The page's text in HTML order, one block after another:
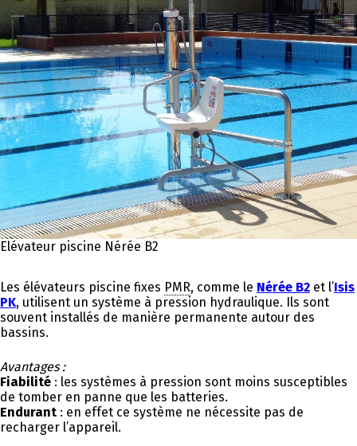
Elévateur piscine Nérée B2
Les élévateurs piscine fixes PMR, comme le Nérée B2 et l’Isis
PK, utilisent un système à pression hydraulique. Ils sont
souvent installés de manière permanente autour des
bassins.
Avantages :
Fiabilité : les systèmes à pression sont moins susceptibles
de tomber en panne que les batteries.
Endurant : en effet ce système ne nécessite pas de
recharger l’appareil.